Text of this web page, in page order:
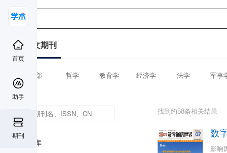
首页
助手
期刊
中文期刊
全部 哲学 教育学 经济学 法学 军事
数据库
找到约58条相关结果
数
影响